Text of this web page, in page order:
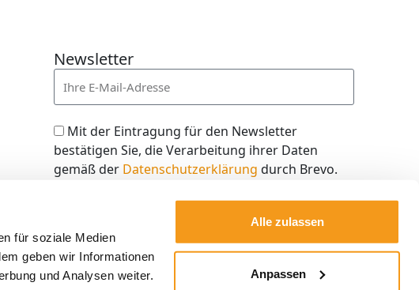
für soziale Medien
geben wir Informationen
und Analysen weiter.
Alle zulassen
Anpassen
Newsletter
Mit der Eintragung für den Newsletter
bestätigen Sie, die Verarbeitung ihrer Daten
gemäß der Datenschutzerklärung durch Brevo.
den ich jederzeit mit dem Link im Newsletter
Kostenlos abonnieren